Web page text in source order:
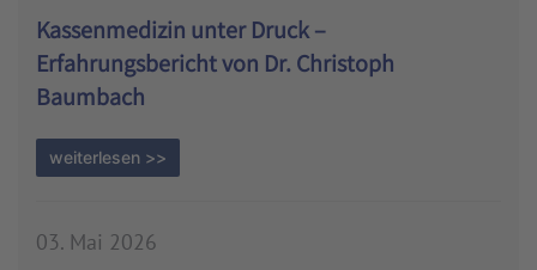
Kassenmedizin unter Druck –
Erfahrungsbericht von Dr. Christoph
Baumbach
weiterlesen >>
03. Mai 2026